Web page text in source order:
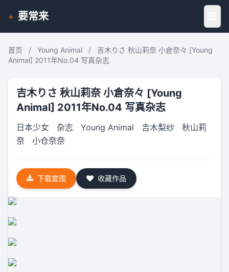
+ 要常来
首页 / Young Animal /
吉木りさ 秋山莉奈 小倉奈々 [Young
Animal] 2011年No.04 写真杂志
吉木りさ 秋山莉奈 小倉奈々 [Young
Animal] 2011年No.04 写真杂志
日本少女 杂志 Young Animal 吉木梨纱
秋山莉
奈
小仓奈奈
下载套图 收藏作品